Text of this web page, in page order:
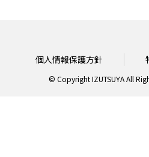
個人情報保護方針
© Copyright IZUTSUYA All